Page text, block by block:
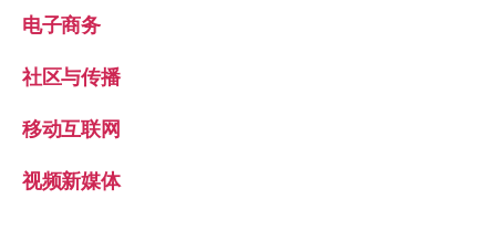
电子商务
社区与传播
移动互联网
视频新媒体